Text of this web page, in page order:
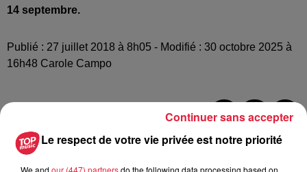
14 septembre.
Publié : 27 juillet 2018 à 8h05 - Modifié : 30 octobre 2025 à
16h48 Carole Campo
A lire aussi
Le respect de votre vie privée est notre priorité
We and our (447) partnersdo the following data processing based on
Continuer sans accepter